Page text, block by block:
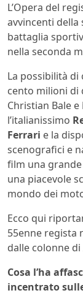
L’Opera del
avvincenti
battaglia
nella seconda
La possibilità
cento milioni di
Christian Bale
l’italianissimo
Ferrari e la
scenografici e
film una
una piacevole
mondo dei
Ecco qui
55enne regista
dalle colonne
Cosa l’ha
incentrato